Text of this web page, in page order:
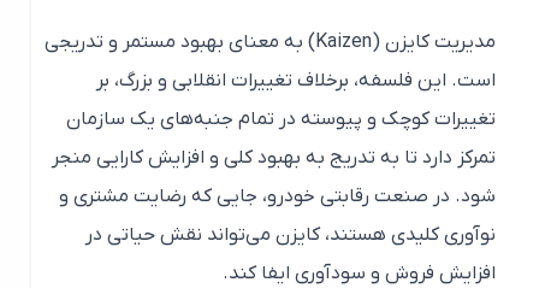
مدیریت کایزن (Kaizen) به معنای بهبود مستمر و تدریجی
است. این فلسفه، برخلاف تغییرات انقلابی و بزرگ، بر
تغییرات کوچک و پیوسته در تمام جنبه‌های یک سازمان
تمرکز دارد تا به تدریج به بهبود کلی و افزایش کارایی منجر
شود. در صنعت رقابتی خودرو، جایی که رضایت مشتری و
نوآوری کلیدی هستند، کایزن می‌تواند نقش حیاتی در
افزایش فروش و سودآوری ایفا کند.